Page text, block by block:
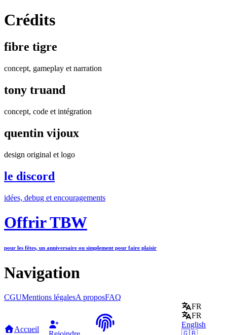
Accueil
FR
FR
English
Crédits
fibre tigre
concept, gameplay et narration
tony truand
concept, code et intégration
quentin vijoux
design original et logo
le discord
idées, debug et encouragements
Offrir TBW
pour les fêtes, un anniversaire ou simplement pour faire plaisir
Navigation
CGUMentions légalesA proposFAQ